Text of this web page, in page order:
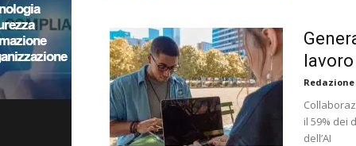
lavoro
il 59% dei
dell’AI